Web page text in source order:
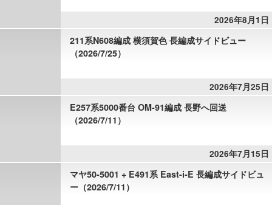
2026年8月1日
211系N608編成 横須賀色 長編成サイドビュー
（2026/7/25）
2026年7月25日
E257系5000番台 OM-91編成 長野へ回送
（2026/7/11）
2026年7月15日
マヤ50-5001 + E491系 East-i-E 長編成サイドビュ
ー（2026/7/11）